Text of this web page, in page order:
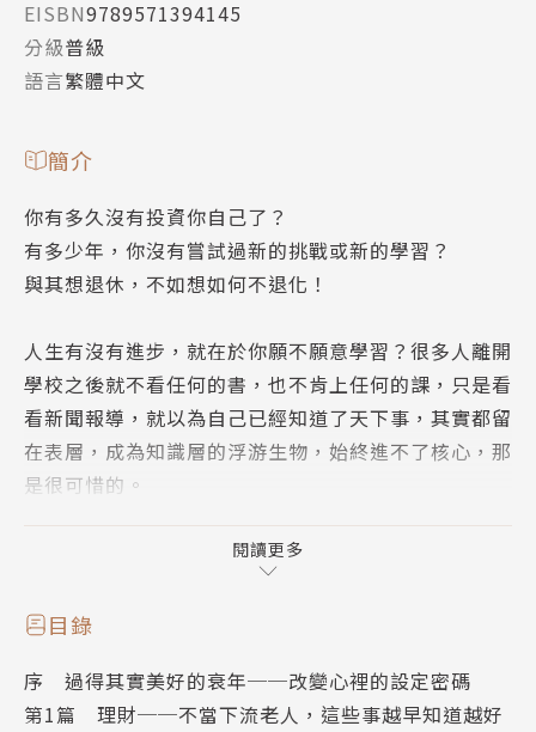
EISBN9789571394145
分級普級
語言繁體中文
簡介
你有多久沒有投資你自己了？
有多少年，你沒有嘗試過新的挑戰或新的學習？
與其想退休，不如想如何不退化！
人生有沒有進步，就在於你願不願意學習？很多人離開
學校之後就不看任何的書，也不肯上任何的課，只是看
看新聞報導，就以為自己已經知道了天下事，其實都留
在表層，成為知識層的浮游生物，始終進不了核心，那
是很可惜的。
再說到理財。理財實在不難，最基礎的定義就是掌握你
現有的錢財並且做分配，很多人把它想得很難，那是因
為他們一想到理財就認為一定要神乎其技的賺錢！這種
結果也就慘不忍睹！
閱讀更多
目錄
序 過得其實美好的衰年──改變心裡的設定密碼
第1篇 理財──不當下流老人，這些事越早知道越好